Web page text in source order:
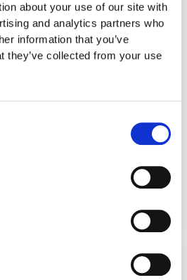
about your use of our site with
and analytics partners who
information that you’ve
they’ve collected from your use
Σεμινάρια
Κατάρτισης